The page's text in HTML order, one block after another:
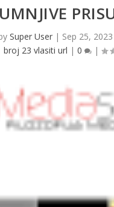
Super User| Sep 25, 2023
broj 23 vlasiti url | 0 |